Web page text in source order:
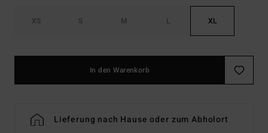
XS S M L XL
In den Warenkorb
Lieferung nach Hause oder zum Abholort